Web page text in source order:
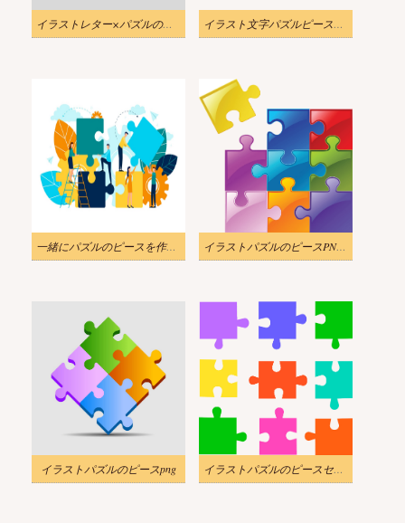
イラストレター×パズルのピース イラスト文字パズルピースpng透明
一緒にパズルのピースを作り上げている人々を示す イラストパズルのピースPNG透明
イラストパズルのピースpng イラストパズルのピースセットPNG透明